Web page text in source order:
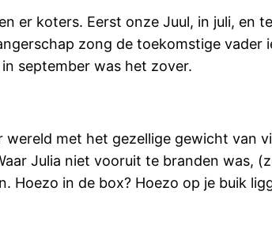
er koters. Eerst onze Juul, in juli, en
zong de toekomstige vader
september was het zover.
wereld met het gezellige gewicht van
Julia niet vooruit te branden was,
Hoezo in de box? Hoezo op je buik